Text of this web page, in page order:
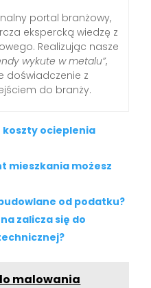
portal branżowy,
ekspercką wiedzę z
Realizując nasze
wykute w metalu”,
doświadczenie z
do branży.
ocieplenia
mieszkania możesz
od podatku?
zalicza się do
malowania